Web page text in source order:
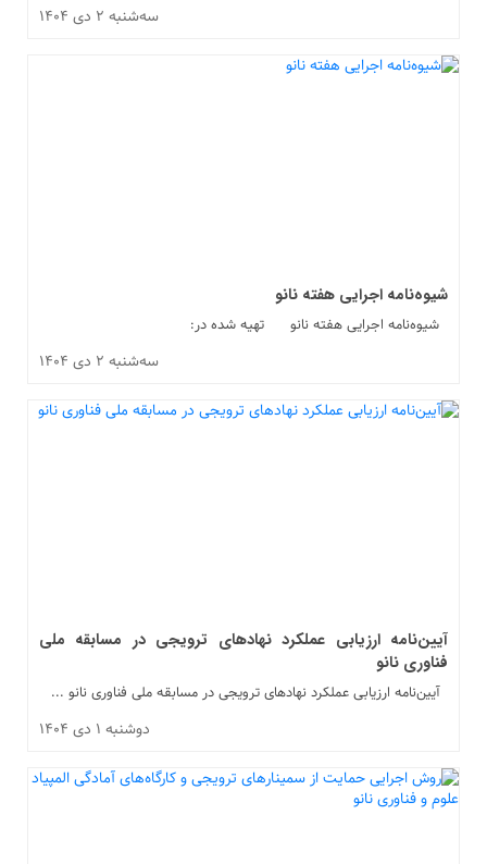
سه‌شنبه ۲ دی ۱۴۰۴
شیوه‌نامه اجرایی هفته نانو
شیوه‌نامه اجرایی هفته نانو تهیه شده در:
سه‌شنبه ۲ دی ۱۴۰۴
آیین‌نامه ارزیابی عملکرد نهادهای ترویجی در مسابقه ملی
فناوری نانو
آیین‌نامه ارزیابی عملکرد نهادهای ترویجی در مسابقه ملی فناوری نانو ...
دوشنبه ۱ دی ۱۴۰۴